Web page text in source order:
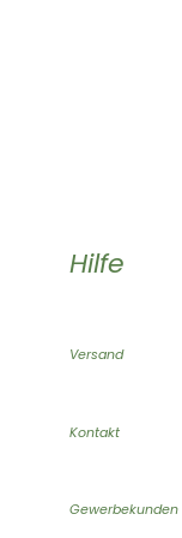
Hilfe
Versand
Kontakt
Gewerbekunden